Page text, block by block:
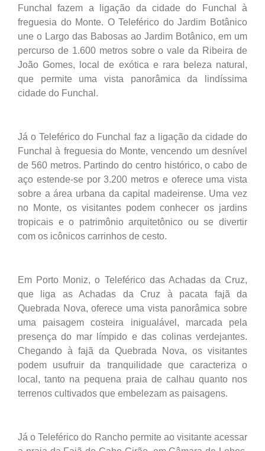
Funchal fazem a ligação da cidade do Funchal à
freguesia do Monte. O Teleférico do Jardim Botânico
une o Largo das Babosas ao Jardim Botânico, em um
percurso de 1.600 metros sobre o vale da Ribeira de
João Gomes, local de exótica e rara beleza natural,
que permite uma vista panorâmica da lindíssima
cidade do Funchal.
Já o Teleférico do Funchal faz a ligação da cidade do
Funchal à freguesia do Monte, vencendo um desnível
de 560 metros. Partindo do centro histórico, o cabo de
aço estende-se por 3.200 metros e oferece uma vista
sobre a área urbana da capital madeirense. Uma vez
no Monte, os visitantes podem conhecer os jardins
tropicais e o patrimônio arquitetônico ou se divertir
com os icônicos carrinhos de cesto.
Em Porto Moniz, o Teleférico das Achadas da Cruz,
que liga as Achadas da Cruz à pacata fajã da
Quebrada Nova, oferece uma vista panorâmica sobre
uma paisagem costeira inigualável, marcada pela
presença do mar límpido e das colinas verdejantes.
Chegando à fajã da Quebrada Nova, os visitantes
podem usufruir da tranquilidade que caracteriza o
local, tanto na pequena praia de calhau quanto nos
terrenos cultivados que embelezam as paisagens.
Já o Teleférico do Rancho permite ao visitante acessar